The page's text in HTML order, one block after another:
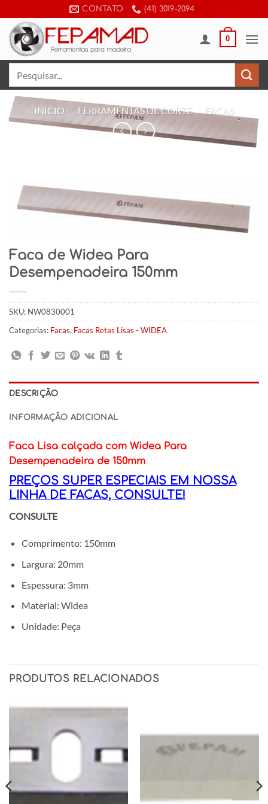
to
content
CONTATO (41) 3019-2094
0
INÍCIO / FERRAMENTAS DE CORTE / FACAS
Faca de Widea Para
Desempenadeira 150mm
SKU: NW0830001
Categorias: Facas, Facas Retas Lisas - WIDEA
DESCRIÇÃO
INFORMAÇÃO ADICIONAL
Faca Lisa calçada com Widea Para
Desempenadeira de 150mm
PREÇOS SUPER ESPECIAIS EM NOSSA
LINHA DE FACAS, CONSULTE!
CONSULTE
Comprimento: 150mm
Largura: 20mm
Espessura: 3mm
Material: Widea
Unidade: Peça
PRODUTOS RELACIONADOS